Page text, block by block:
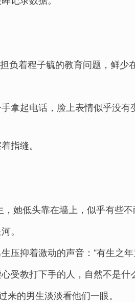
着程子毓的教育问题，鲜少
拿起电话，脸上表情似乎没
指缝。
她低头靠在墙上，似乎有些不
。
抑着激动的声音：“有生之
教打下手的人，自然不是什
的男生淡淡看他们一眼。